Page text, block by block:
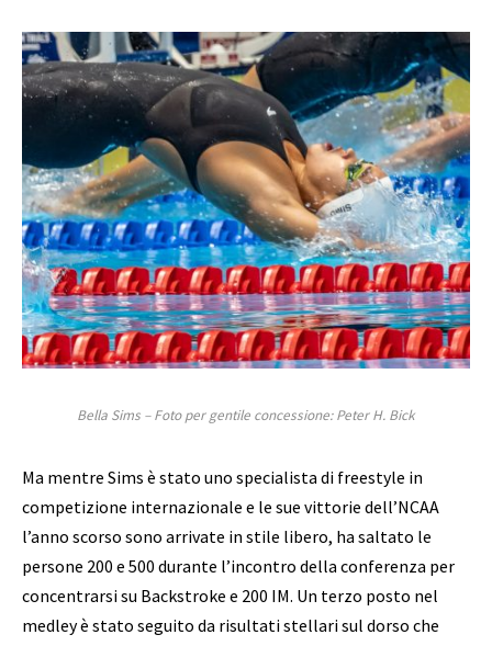
Bella Sims – Foto per gentile concessione: Peter H. Bick
Ma mentre Sims è stato uno specialista di freestyle in
competizione internazionale e le sue vittorie dell’NCAA
l’anno scorso sono arrivate in stile libero, ha saltato le
persone 200 e 500 durante l’incontro della conferenza per
concentrarsi su Backstroke e 200 IM. Un terzo posto nel
medley è stato seguito da risultati stellari sul dorso che